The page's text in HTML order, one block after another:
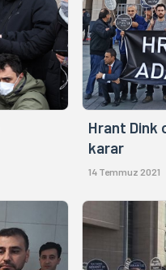
Hrant Dink
karar
14 Temmuz 2021